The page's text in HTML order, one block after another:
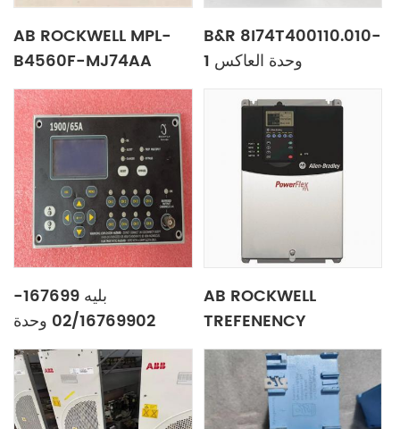
AB ROCKWELL MPL-
B4560F-MJ74AA
DOWERITIA AC AC
Servo Motor
MPLB4560FMJ74AA
B&R 8I74T400110.010-
1 وحدة العاكس
بليه 167699-
02/16769902 وحدة
تحكم عرض وحدة الطاقة
AB ROCKWELL
TREFENENCY
CONSTION